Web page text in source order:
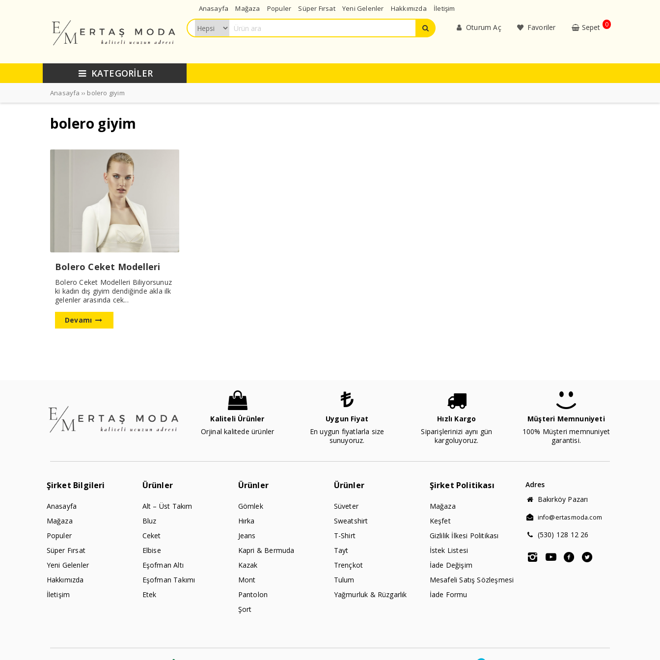
Anasayfa Mağaza Populer Süper Fırsat Yeni Gelenler Hakkımızda İletişim
Oturum Aç Favoriler Sepet 0
KATEGORİLER
Anasayfa ›› bolero giyim
bolero giyim
Bolero Ceket Modelleri
Bolero Ceket Modelleri Biliyorsunuz
ki kadın dış giyim dendiğinde akla ilk
gelenler arasında cek...
Devamı
Kaliteli Ürünler
Orjinal kalitede ürünler
Uygun Fiyat
En uygun fiyatlarla size
sunuyoruz.
Hızlı Kargo
Siparişlerinizi aynı gün
kargoluyoruz.
Müşteri Memnuniyeti
100% Müşteri memnuniyet
garantisi.
Şirket Bilgileri
Anasayfa
Mağaza
Populer
Süper Fırsat
Yeni Gelenler
Hakkımızda
İletişim
Ürünler
Alt – Üst Takım
Bluz
Ceket
Elbise
Eşofman Altı
Eşofman Takımı
Etek
Ürünler
Gömlek
Hırka
Jeans
Kapri & Bermuda
Kazak
Mont
Pantolon
Şort
Ürünler
Süveter
Sweatshirt
T-Shirt
Tayt
Trençkot
Tulum
Yağmurluk & Rüzgarlık
Şirket Politikası
Mağaza
Keşfet
Gizlilik İlkesi Politikası
İstek Listesi
İade Değişim
Mesafeli Satış Sözleşmesi
İade Formu
Adres
Bakırköy Pazarı
info@ertasmoda.com
(530) 128 12 26